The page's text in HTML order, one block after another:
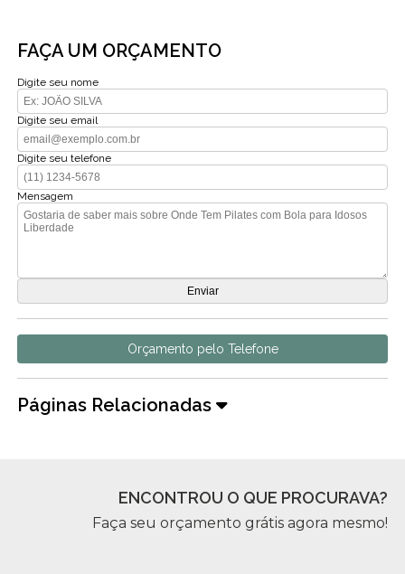
FAÇA UM ORÇAMENTO
Digite seu nome
Digite seu email
Digite seu telefone
Mensagem
Orçamento pelo Telefone
Páginas Relacionadas
ENCONTROU O QUE PROCURAVA?
Faça seu orçamento grátis agora mesmo!